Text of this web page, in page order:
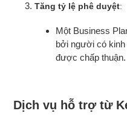
Tăng tỷ lệ phê duyệt:
Một Business
bởi người có
được chấp thuận.
Dịch vụ hỗ trợ từ